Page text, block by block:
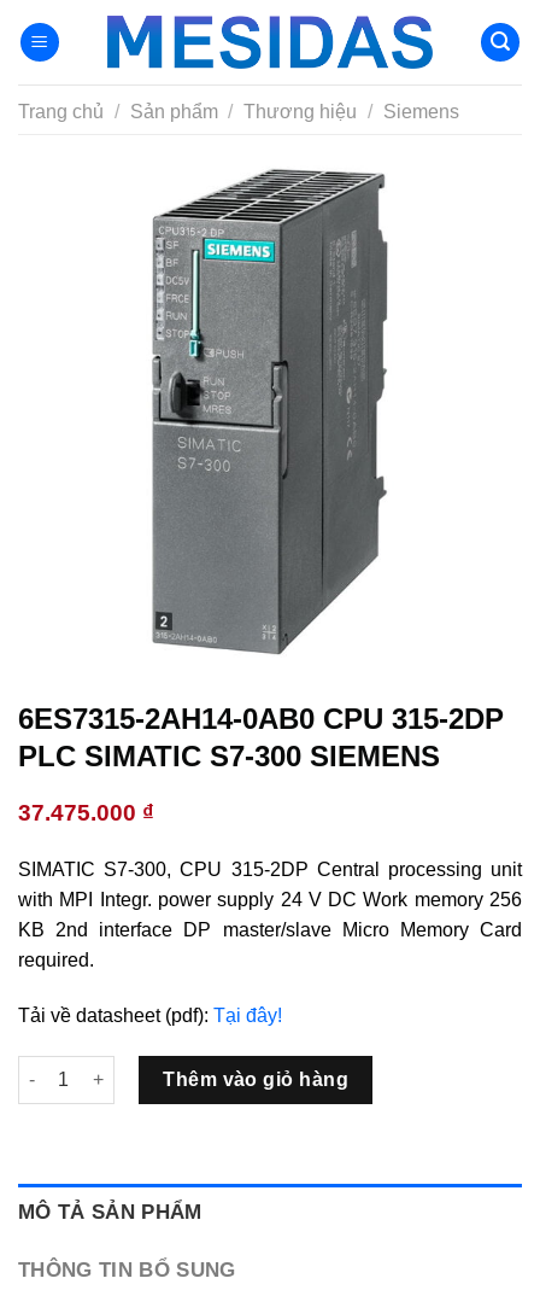
đến
dungTrang chủ / Sản phẩm / Thương hiệu / Siemens
6ES7315-2AH14-0AB0 CPU 315-2DP
PLC SIMATIC S7-300 SIEMENS
37.475.000 ₫
SIMATIC S7-300, CPU 315-2DP Central processing unit
with MPI Integr. power supply 24 V DC Work memory 256
KB 2nd interface DP master/slave Micro Memory Card
required.
Tải về datasheet (pdf): Tại đây!
6ES7315-2AH14-0AB0 CPU 315-2DP PLC SIMATIC S7-300
Thêm vào giỏ hàng
MÔ TẢ SẢN PHẨM
THÔNG TIN BỔ SUNG